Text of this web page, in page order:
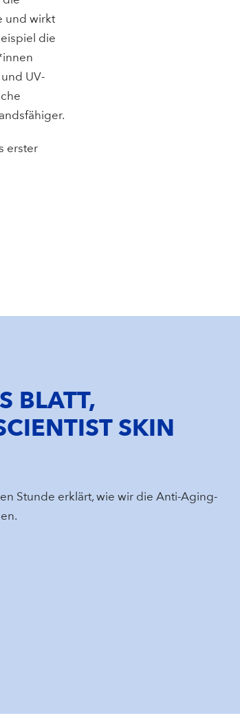
und wirkt
die
UV-
erster
BLATT,
SKIN
Stunde erklärt, wie wir die Anti-Aging-